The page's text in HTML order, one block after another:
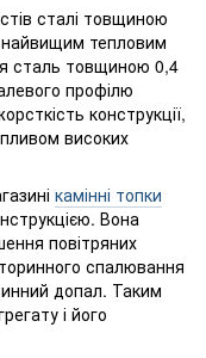
сталі товщиною
найвищим тепловим
сталь товщиною 0,4
профілю
конструкції,
високих
камінні топки
Вона
повітряних
спалювання
допал. Таким
і його